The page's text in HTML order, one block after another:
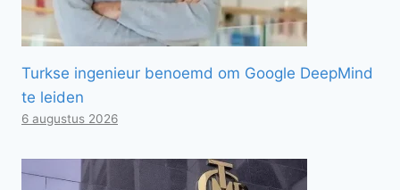
Turkse ingenieur benoemd om Google DeepMind
te leiden
6 augustus 2026